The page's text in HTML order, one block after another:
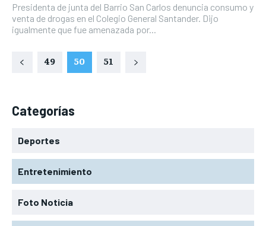
Presidenta de junta del Barrio San Carlos denuncia consumo y
venta de drogas en el Colegio General Santander. Dijo
igualmente que fue amenazada por...
49 50 51
Categorías
Deportes
Entretenimiento
Foto Noticia